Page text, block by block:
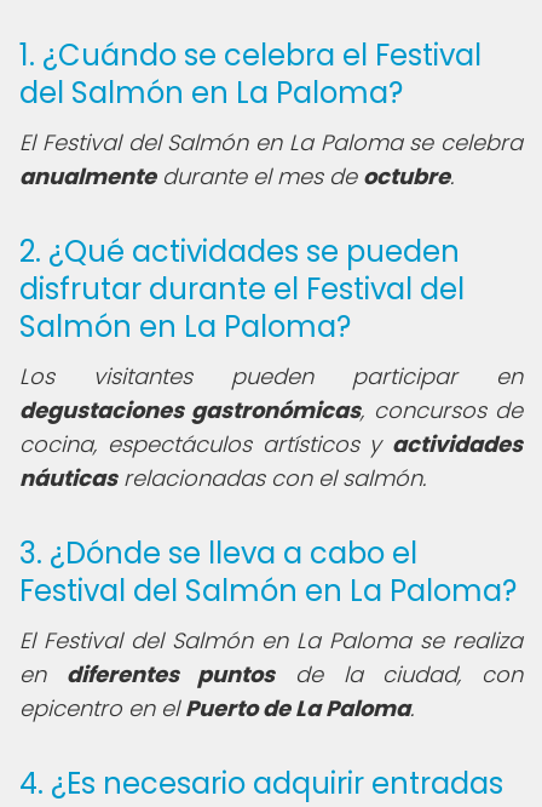
1. ¿Cuándo se celebra el Festival
del Salmón en La Paloma?
El Festival del Salmón en La Paloma se celebra
anualmentedurante el mes de octubre.
2. ¿Qué actividades se pueden
disfrutar durante el Festival del
Salmón en La Paloma?
Los visitantes pueden participar en
degustaciones gastronómicas, concursos de
cocina, espectáculos artísticos y actividades
náuticasrelacionadas con el salmón.
3. ¿Dónde se lleva a cabo el
Festival del Salmón en La Paloma?
El Festival del Salmón en La Paloma se realiza
en diferentes puntosde la ciudad, con
epicentro en elPuerto de La Paloma.
4. ¿Es necesario adquirir entradas